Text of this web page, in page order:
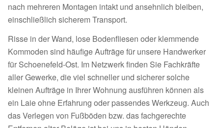
nach mehreren Montagen intakt und ansehnlich bleiben,
einschließlich sicherem Transport.
Risse in der Wand, lose Bodenfliesen oder klemmende
Kommoden sind häufige Aufträge für unsere Handwerker
für Schoenefeld-Ost. Im Netzwerk finden Sie Fachkräfte
aller Gewerke, die viel schneller und sicherer solche
kleinen Aufträge in Ihrer Wohnung ausführen können als
ein Laie ohne Erfahrung oder passendes Werkzeug. Auch
das Verlegen von Fußböden bzw. das fachgerechte